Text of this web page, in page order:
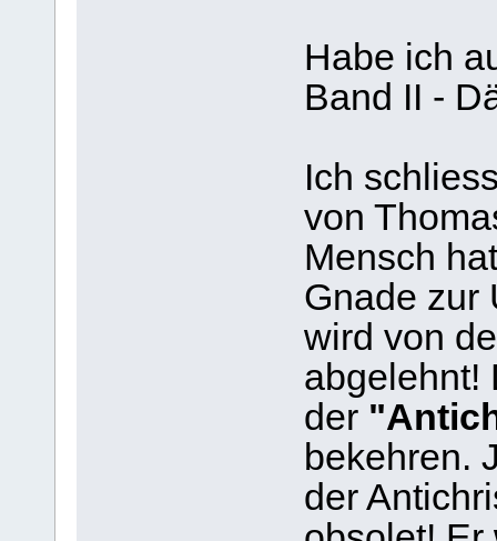
Habe ich
Band II -
Ich
von
Mensch
Gnade zur
wird von
abgelehnt!
der
bekehren.
der